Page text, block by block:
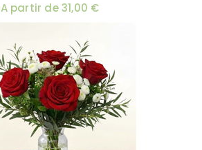
A partir de 31,00 €